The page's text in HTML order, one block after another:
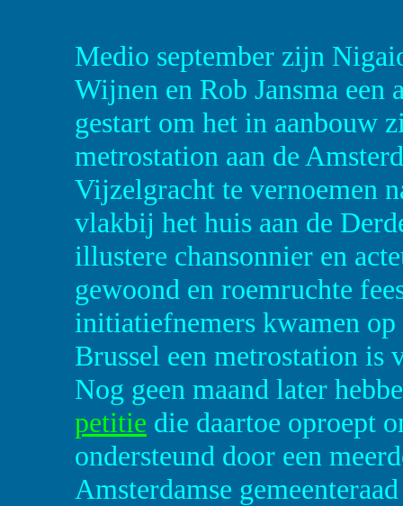
Medio september zijn
Wijnen en Rob Jansma een
gestart om het in aanbouw
metrostation aan de
Vijzelgracht te vernoemen
vlakbij het huis aan de
illustere chansonnier en
gewoond en roemruchte
initiatiefnemers kwamen op
Brussel een metrostation is
Nog geen maand later
petitie die daartoe oproept
ondersteund door een
Amsterdamse